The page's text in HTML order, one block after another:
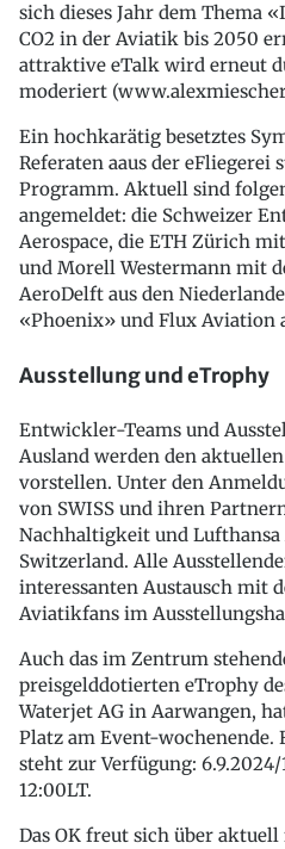
sich dieses Jahr dem Thema
CO2 in der Aviatik bis 2050
attraktive eTalk wird erneut
moderiert
Ein hochkarätig besetztes
Referaten aaus der eFliegerei
Programm. Aktuell sind
angemeldet: die Schweizer
Aerospace, die ETH Zürich
und Morell Westermann mit
AeroDelft aus den
«Phoenix» und Flux Aviation
Ausstellung und eTrophy
Entwickler-Teams und
Ausland werden den
vorstellen. Unter den
von SWISS und ihren
Nachhaltigkeit und
Switzerland. Alle
interessanten Austausch mit
Aviatikfans im
Auch das im Zentrum
preisgelddotierten eTrophy
Waterjet AG in Aarwangen,
Platz am Event-wochenende.
steht zur Verfügung:
12:00LT.
Das OK freut sich über